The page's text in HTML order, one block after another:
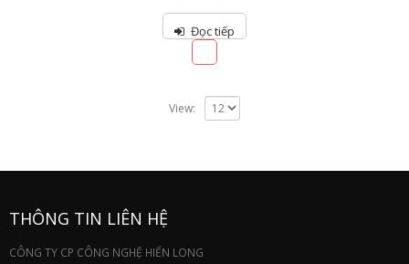
0
of
Đọc tiếp
View:
THÔNG TIN LIÊN HỆ
CÔNG TY CP CÔNG NGHỆ HIỂN LONG